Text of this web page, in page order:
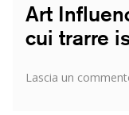
Art
cui trarre
Lascia un